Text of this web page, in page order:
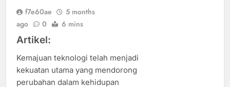
f7e60ae
5 months
ago
0 6 mins
Artikel:
Kemajuan teknologi telah menjadi
kekuatan utama yang mendorong
perubahan dalam kehidupan